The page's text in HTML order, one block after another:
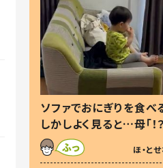
ソファでおにぎりを食
しかしよく見ると…母「！
察した母の投稿に「可愛
す！」「現行犯〜」
ほ・と